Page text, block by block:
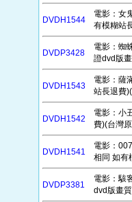
DVDH1544
電影：女
有模糊站
DVDP3428
電影：蜘
證dvd版
DVDH1543
電影：薩
站長退費
DVDH1542
電影：小
費)(台灣
DVDH1541
電影：
相同 如有
DVDP3381
電影：駭
dvd版畫